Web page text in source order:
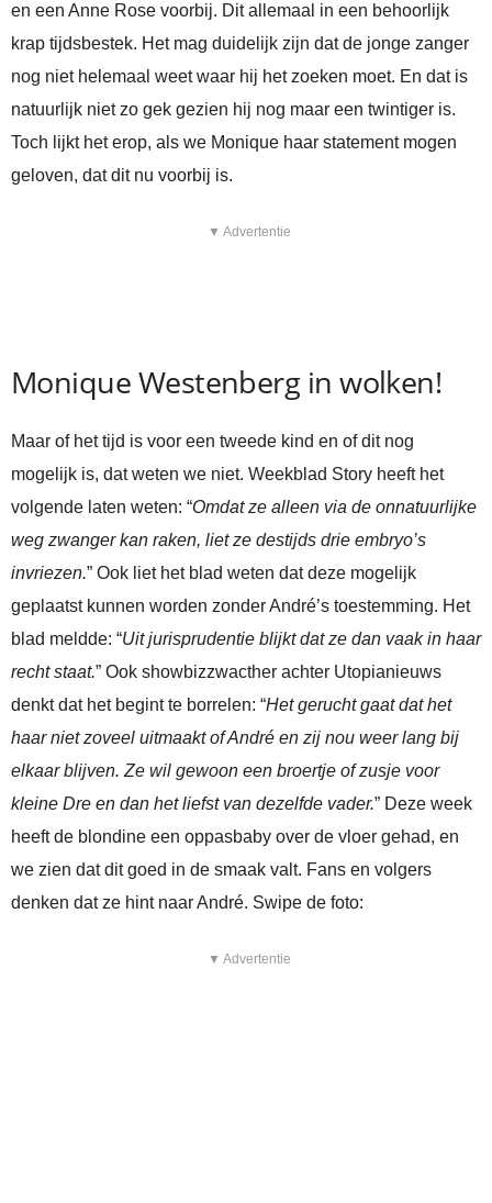
en een Anne Rose voorbij. Dit allemaal in een behoorlijk
krap tijdsbestek. Het mag duidelijk zijn dat de jonge zanger
nog niet helemaal weet waar hij het zoeken moet. En dat is
natuurlijk niet zo gek gezien hij nog maar een twintiger is.
Toch lijkt het erop, als we Monique haar statement mogen
geloven, dat dit nu voorbij is.
▼ Advertentie
Monique Westenberg in wolken!
Maar of het tijd is voor een tweede kind en of dit nog
mogelijk is, dat weten we niet. Weekblad Story heeft het
volgende laten weten: “Omdat ze alleen via de onnatuurlijke
weg zwanger kan raken, liet ze destijds drie embryo’s
invriezen.” Ook liet het blad weten dat deze mogelijk
geplaatst kunnen worden zonder André’s toestemming. Het
blad meldde: “Uit jurisprudentie blijkt dat ze dan vaak in haar
recht staat.” Ook showbizzwacther achter Utopianieuws
denkt dat het begint te borrelen: “Het gerucht gaat dat het
haar niet zoveel uitmaakt of André en zij nou weer lang bij
elkaar blijven. Ze wil gewoon een broertje of zusje voor
kleine Dre en dan het liefst van dezelfde vader.” Deze week
heeft de blondine een oppasbaby over de vloer gehad, en
we zien dat dit goed in de smaak valt. Fans en volgers
denken dat ze hint naar André. Swipe de foto:
▼ Advertentie